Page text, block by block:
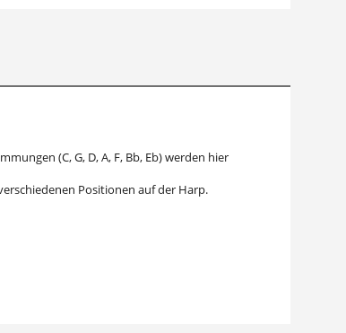
(C, G, D, A, F, Bb, Eb) werden hier
Positionen auf der Harp.